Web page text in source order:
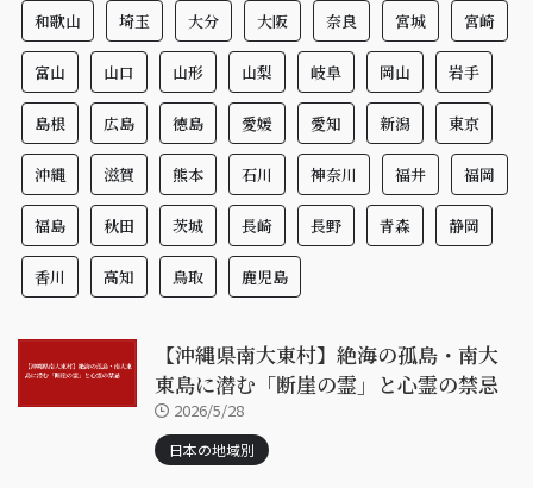
和歌山 埼玉 大分 大阪 奈良 宮城 宮崎
富山 山口 山形 山梨 岐阜 岡山 岩手
島根 広島 徳島 愛媛 愛知 新潟 東京
沖縄 滋賀 熊本 石川 神奈川 福井 福岡
福島 秋田 茨城 長崎 長野 青森 静岡
香川 高知 鳥取 鹿児島
【沖縄県南大東村】絶海の孤島・南大
東島に潜む「断崖の霊」と心霊の禁忌
2026/5/28
日本の地域別